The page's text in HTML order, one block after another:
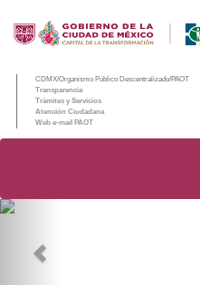
CDMX/Organismo Público Descentralizado/PAOT
Transparencia
Trámites y Servicios
Atención Ciudadana
Web e-mail PAOT